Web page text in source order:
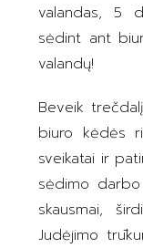
valandas, 5
sėdint ant
valandų!
Beveik
biuro kėdės
sveikatai ir
sėdimo
skausmai,
Judėjimo